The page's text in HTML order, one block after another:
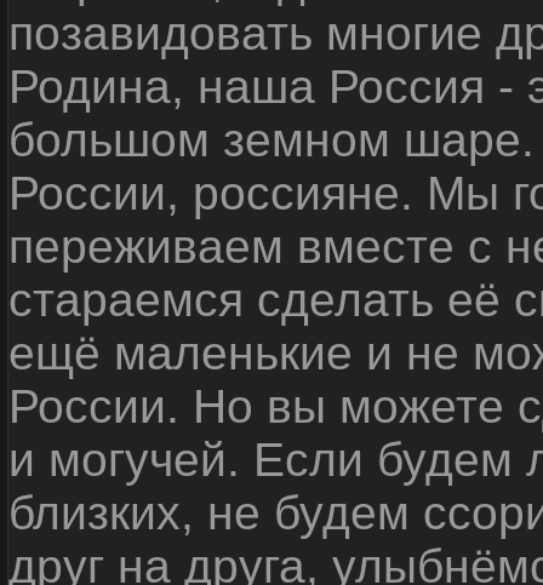
позавидовать многие
Родина, наша Россия -
большом земном
России, россияне. Мы
переживаем вместе с
стараемся сделать её
ещё маленькие и не
России. Но вы можете
и могучей. Если будем
близких, не будем
друг на друга,